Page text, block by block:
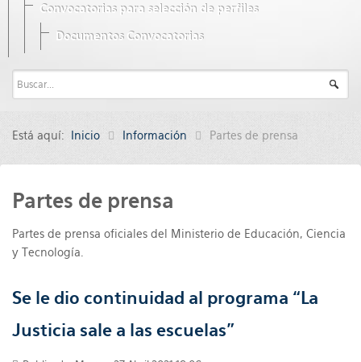
Convocatorias para selección de perfiles
Documentos Convocatorias
Está aquí: Inicio Información Partes de prensa
Partes de prensa
Partes de prensa oficiales del Ministerio de Educación, Ciencia
y Tecnología.
Se le dio continuidad al programa “La
Justicia sale a las escuelas”